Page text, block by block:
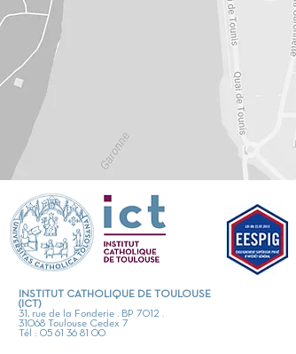
INSTITUT CATHOLIQUE DE TOULOUSE
(ICT)
31, rue de la Fonderie . BP 7012 .
31068 Toulouse Cedex 7
Tél : 05 61 36 81 00